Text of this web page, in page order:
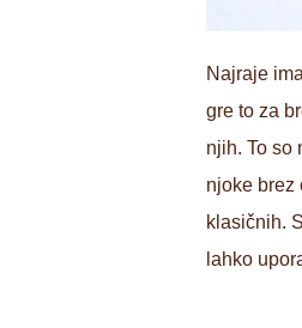
Najraje
gre to za
njih. To so
njoke brez
klasičnih.
lahko